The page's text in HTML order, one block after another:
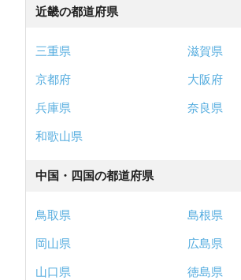
近畿の都道府県
三重県
滋賀県
京都府
大阪府
兵庫県
奈良県
和歌山県
中国・四国の都道府県
鳥取県
島根県
岡山県
広島県
山口県
徳島県